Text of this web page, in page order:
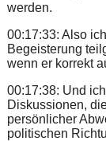
werden.
00:17:33: Also
Begeisterung
wenn er korrekt
00:17:38: Und
Diskussionen,
persönlicher
politischen